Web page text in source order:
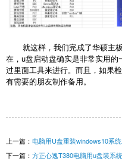
就这样，我们完成了华硕主板
在，u盘启动盘确实是非常实用
过里面工具来进行。而且，如果
有需要的朋友制作备用。
上一篇： 电脑用U盘重装windows10系
下一篇： 方正心逸T380电脑用u盘装系